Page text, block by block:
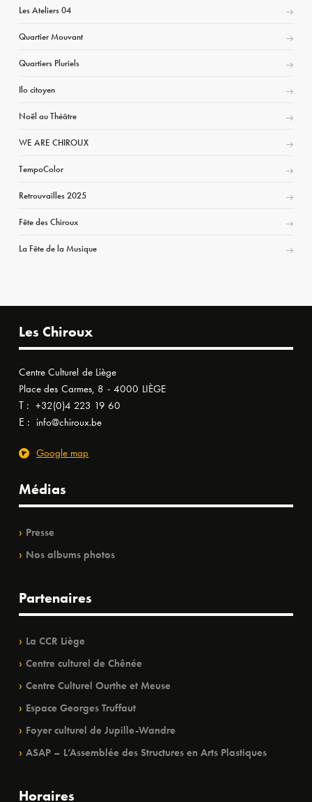
Les Ateliers 04
Quartier Mouvant
Quartiers Pluriels
Ilo citoyen
Noël au Théâtre
WE ARE CHIROUX
TempoColor
Retrouvailles 2025
Fête des Chiroux
La Fête de la Musique
Les Chiroux
Centre Culturel de Liège
Place des Carmes, 8 - 4000 LIÈGE
T : +32(0)4 223 19 60
E : info@chiroux.be
Google map
Médias
Presse
Nos albums photos
Partenaires
La CCR Liège
Centre culturel de Chênée
Centre Culturel Ourthe et Meuse
Espace Georges Truffaut
Foyer culturel de Jupille-Wandre
ASAP – L’Assemblée des Structures en Arts Plastiques
Horaires